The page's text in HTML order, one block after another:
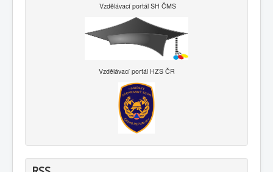
Vzdělávací portál SH ČMS
Vzdělávací portál HZS ČR